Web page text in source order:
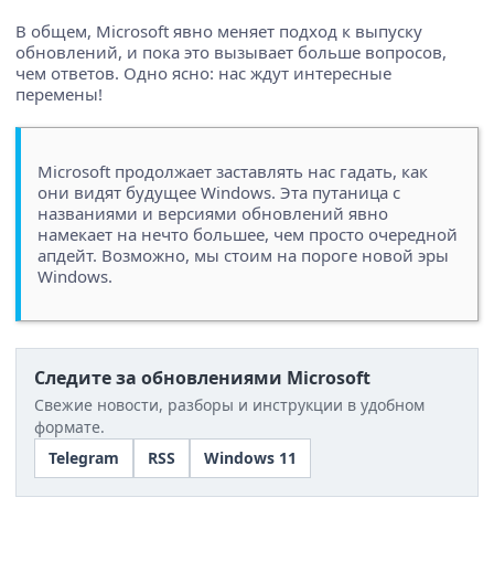
В общем, Microsoft явно меняет подход к выпуску
обновлений, и пока это вызывает больше вопросов,
чем ответов. Одно ясно: нас ждут интересные
перемены!
Microsoft продолжает заставлять нас гадать, как
они видят будущее Windows. Эта путаница с
названиями и версиями обновлений явно
намекает на нечто большее, чем просто очередной
апдейт. Возможно, мы стоим на пороге новой эры
Windows.
Следите за обновлениями Microsoft
Свежие новости, разборы и инструкции в удобном
формате.
Telegram
RSS Windows 11